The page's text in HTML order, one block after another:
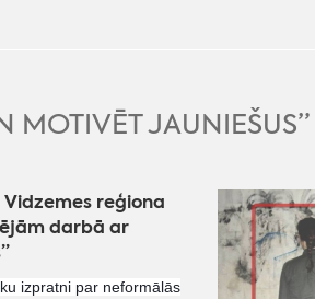
MOTIVĒT JAUNIEŠUS”
reģiona
darbā ar
izpratni par neformālās